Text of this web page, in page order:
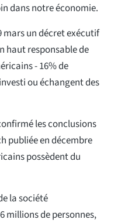
dans notre économie.
mars un décret exécutif
haut responsable de
- 16% de
ou échangent des
les conclusions
publiée en décembre
possèdent du
la société
millions de personnes,